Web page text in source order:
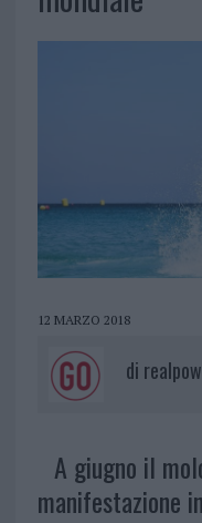
12 MARZO 2018
di
A giugno il
manifestazione